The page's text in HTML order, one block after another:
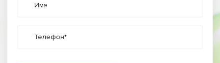
Имя
Телефон*